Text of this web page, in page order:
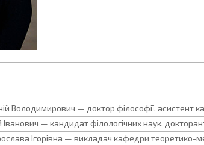
Володимирович — доктор філософії, асистент
— кандидат філологічних наук,
Ігорівна — викладач кафедри теоретико-